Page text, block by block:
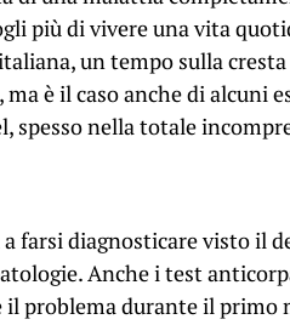
più di vivere una vita
un tempo sulla
è il caso anche di alcuni
spesso nella totale
farsi diagnosticare visto il
Anche i test
problema durante il primo